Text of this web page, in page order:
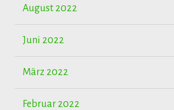
August 2022
Juni 2022
März 2022
Februar 2022